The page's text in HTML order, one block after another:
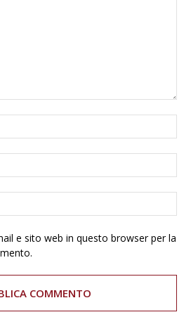
e sito web in questo browser per la